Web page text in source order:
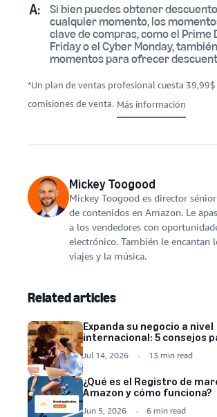
A:
Si bien puedes obtener
cualquier momento, los
clave de compras, como el Prime
Friday o el Cyber Monday,
momentos para ofrecer
*Un plan de ventas profesional cuesta
comisiones de venta. Más información
Mickey Toogood
Mickey Toogood es director
de contenidos en Amazon. Le
a los vendedores con
electrónico. También le encantan
viajes y la música.
Related articles
Expanda su negocio a nivel
internacional: 5 consejos
Jul 14, 2026 13 min read
¿Qué es el Registro de
Amazon y cómo funciona?
Jun 5, 2026 6 min read